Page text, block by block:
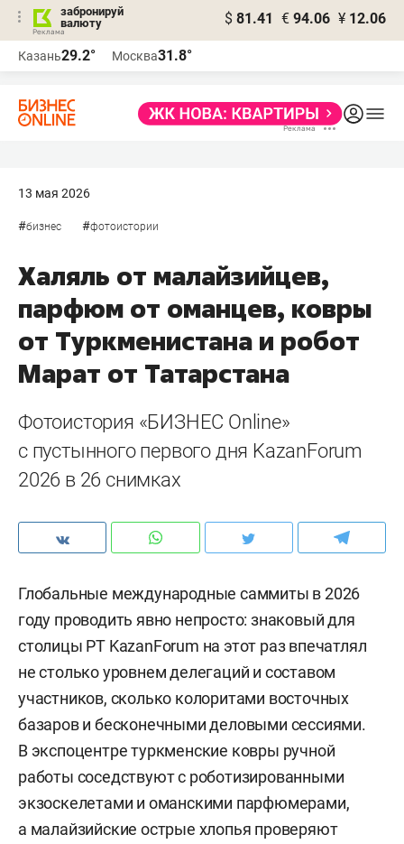
забронируй
валюту
$ 81.41 € 94.06 ¥ 12.06
Казань29.2° Москва31.8°
13 мая 2026
#бизнес #фотоистории
Халяль от малайзийцев,
парфюм от оманцев, ковры
от Туркменистана и робот
Марат от Татарстана
Фотоистория «БИЗНЕС Online»
с пустынного первого дня KazanForum
2026 в 26 снимках
Глобальные международные саммиты в 2026
году проводить явно непросто: знаковый для
столицы РТ KazanForum на этот раз впечатлял
не столько уровнем делегаций и составом
участников, сколько колоритами восточных
базаров и бесконечными деловыми сессиями.
В экспоцентре туркменские ковры ручной
работы соседствуют с роботизированными
экзоскелетами и оманскими парфюмерами,
а малайзийские острые хлопья проверяют